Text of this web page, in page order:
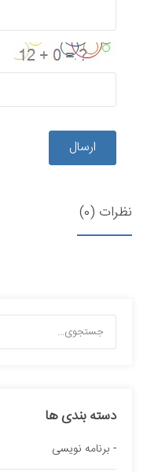
ارسال
نظرات (0)
دسته بندی ها
برنامه نویسی